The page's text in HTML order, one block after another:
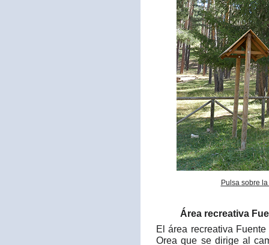
Pulsa sobre
Área recreativa
El área recreativa
Orea que se dirige al